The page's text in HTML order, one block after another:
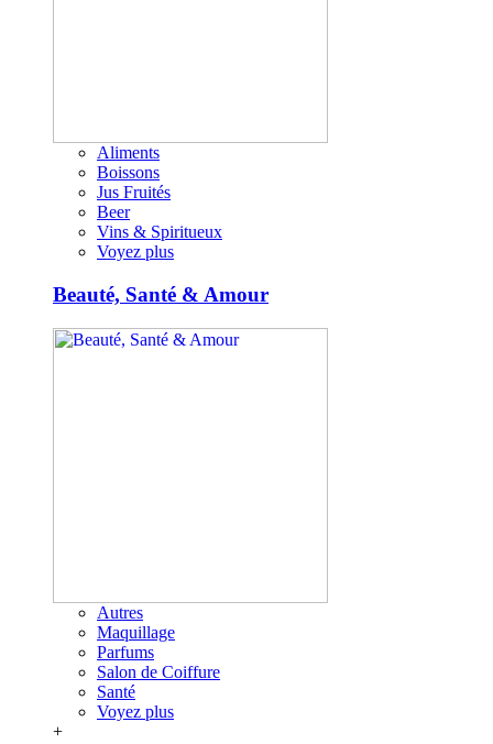
Aliments
Boissons
Jus Fruités
Beer
Vins & Spiritueux
Voyez plus
Beauté, Santé & Amour
Autres
Maquillage
Parfums
Salon de Coiffure
Santé
Voyez plus
+